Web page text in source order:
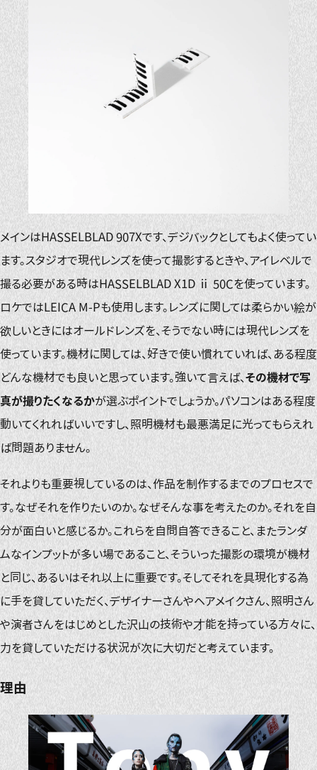
メインはHASSELBLAD 907Xです、デジバックとしてもよく使ってい
ます。スタジオで現代レンズを使って撮影するときや、アイレベルで
撮る必要がある時はHASSELBLAD X1D ⅱ 50Cを使っています。
ロケではLEICA M-Pも使用します。レンズに関しては柔らかい絵が
欲しいときにはオールドレンズを、そうでない時には現代レンズを
使っています。機材に関しては、好きで使い慣れていれば、ある程度
どんな機材でも良いと思っています。強いて言えば、 その機材で写
真が撮りたくなるかが選ぶポイントでしょうか。パソコンはある程度
動いてくれればいいですし、照明機材も最悪満足に光ってもらえれ
ば問題ありません。
それよりも重要視しているのは、作品を制作するまでのプロセスで
す。なぜそれを作りたいのか。なぜそんな事を考えたのか。それを自
分が面白いと感じるか。これらを自問自答できること、またランダ
ムなインプットが多い場であること、そういった撮影の環境が機材
と同じ、あるいはそれ以上に重要です。そしてそれを具現化する為
に手を貸していただく、デザイナーさんやヘアメイクさん、照明さん
や演者さんをはじめとした沢山の技術や才能を持っている方々に、
力を貸していただける状況が次に大切だと考えています。
理由